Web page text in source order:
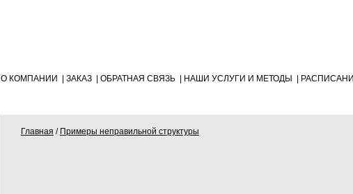
О КОМПАНИИ ЗАКАЗ ОБРАТНАЯ СВЯЗЬ НАШИ УСЛУГИ И МЕТОДЫ
Главная / Примеры неправильной структуры